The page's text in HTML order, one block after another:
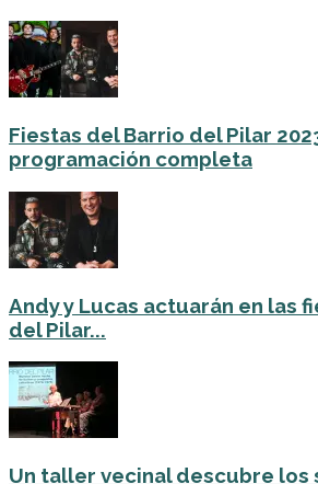
Fiestas del Barrio del Pilar
programación completa
Andy y Lucas actuarán en las
del Pilar...
Un taller vecinal descubre